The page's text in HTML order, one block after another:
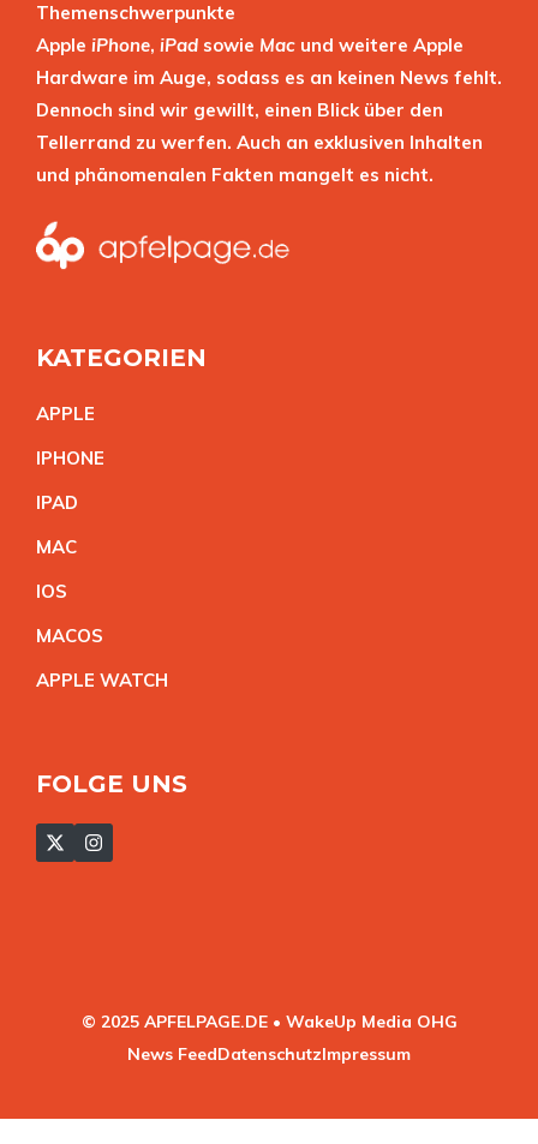
Themenschwerpunkte
Apple iPhone, iPad sowie Mac und weitere Apple
Hardware im Auge, sodass es an keinen News fehlt.
Dennoch sind wir gewillt, einen Blick über den
Tellerrand zu werfen. Auch an exklusiven Inhalten
und phänomenalen Fakten mangelt es nicht.
KATEGORIEN
APPLE
IPHONE
IPAD
MAC
IOS
MACOS
APPLE WATCH
FOLGE UNS
© 2025 APFELPAGE.DE • WakeUp Media OHG
News FeedDatenschutzImpressum